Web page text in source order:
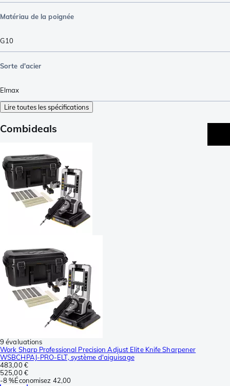
Matériau de la poignée
G10
Sorte d'acier
Elmax
Lire toutes les spécifications
Combideals
9 évaluations
Work Sharp Professional Precision Adjust Elite Knife Sharpener
WSBCHPAJ-PRO-ELT, système d'aiguisage
483,00 €
525,00 €
-8 %Économisez 42,00